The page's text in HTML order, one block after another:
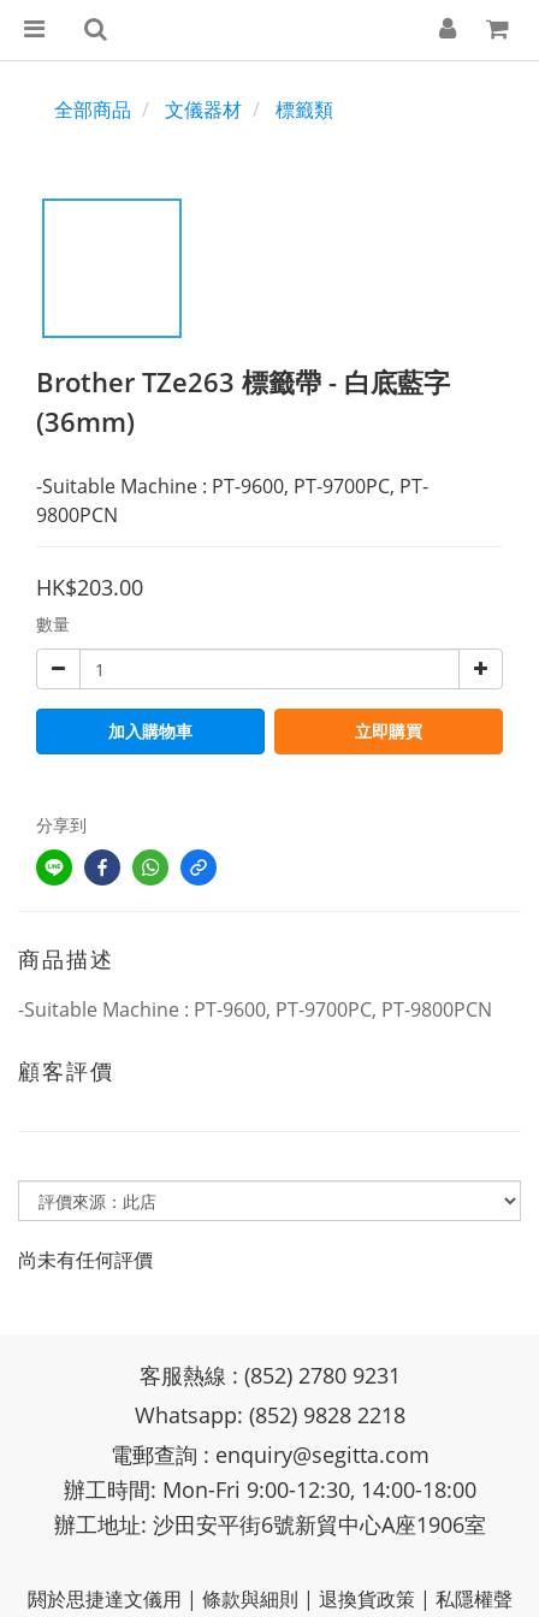
全部商品 文儀器材 標籤類
Brother TZe263 標籤帶 - 白底藍字
(36mm)
-Suitable Machine : PT-9600, PT-9700PC, PT-
9800PCN
HK$203.00
數量
加入購物車 立即購買
分享到
商品描述
-Suitable Machine : PT-9600, PT-9700PC, PT-9800PCN
顧客評價
尚未有任何評價
客服熱線 : (852) 2780 9231
Whatsapp: (852) 9828 2218
電郵查詢 : enquiry@segitta.com
辦工時間: Mon-Fri 9:00-12:30, 14:00-18:00
辦工地址: 沙田安平街6號新貿中心A座1906室
閼於思捷達文儀用 | 條款與細則 | 退換貨政策| 私隱權聲